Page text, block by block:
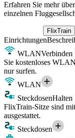
Erfahren Sie mehr
einzelnen
FlixTrain
Einrichtungen
WLANVerbinden
Sie kostenloses
nur surfen.
WLAN
SteckdosenHalten
FlixTrain-Sitze sind
ausgestattet.
Steckdosen